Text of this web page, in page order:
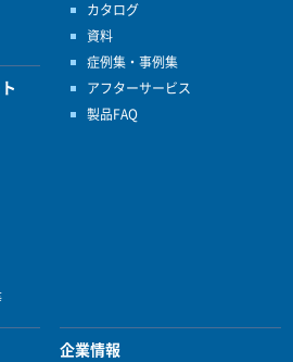
カタログ
資料
症例集・事例集
アフターサービス
製品FAQ
企業情報